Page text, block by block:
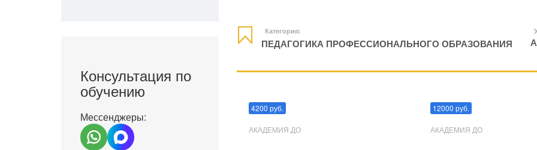
Консультация по
обучению
Мессенджеры:
Категория:
ПЕДАГОГИКА ПРОФЕССИОНАЛЬНОГО ОБРАЗОВАНИЯ
4200 руб.
АКАДЕМИЯ ДО
12000 руб.
АКАДЕМИЯ ДО